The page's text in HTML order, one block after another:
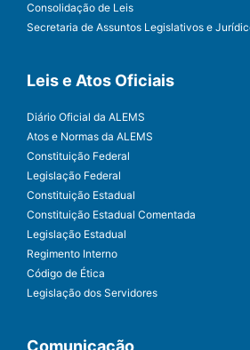
Consolidação de Leis
Secretaria de Assuntos Legislativos e
Leis e Atos Oficiais
Diário Oficial da ALEMS
Atos e Normas da ALEMS
Constituição Federal
Legislação Federal
Constituição Estadual
Constituição Estadual Comentada
Legislação Estadual
Regimento Interno
Código de Ética
Legislação dos Servidores
Comunicação